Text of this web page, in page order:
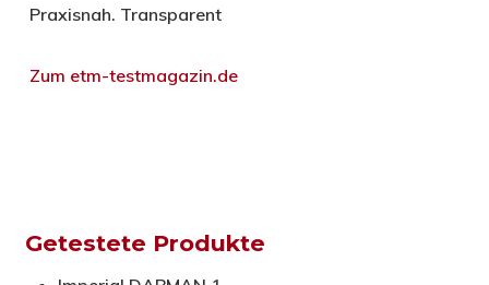
Praxisnah. Transparent
Zum etm-testmagazin.de
Getestete Produkte